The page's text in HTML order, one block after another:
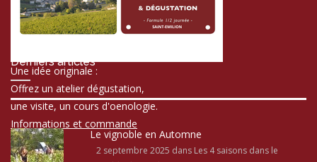
Une idée originale :
Offrez un atelier dégustation,
une visite, un cours d'oenologie.
Informations et commande
Derniers articles
Le vignoble en Automne
2 septembre 2025 dans Les 4 saisons dans le